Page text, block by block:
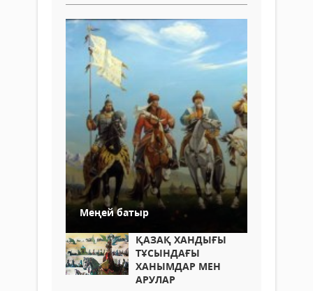
Меңей батыр
ҚАЗАҚ ХАНДЫҒЫ
ТҰСЫНДАҒЫ
ХАНЫМДАР МЕН
АРУЛАР